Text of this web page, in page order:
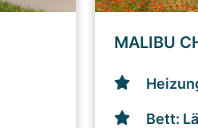
MALIBU
Bett: